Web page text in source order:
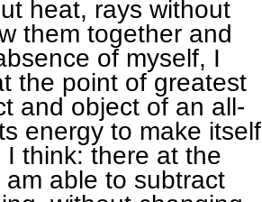
heat, rays without
them together and
of myself, I
the point of greatest
and object of an all-
energy to make itself
think: there at the
able to subtract